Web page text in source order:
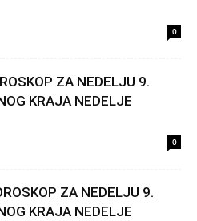
0
ZA NEDELJU 9.
KRAJA NEDELJE
0
ZA NEDELJU 9.
KRAJA NEDELJE